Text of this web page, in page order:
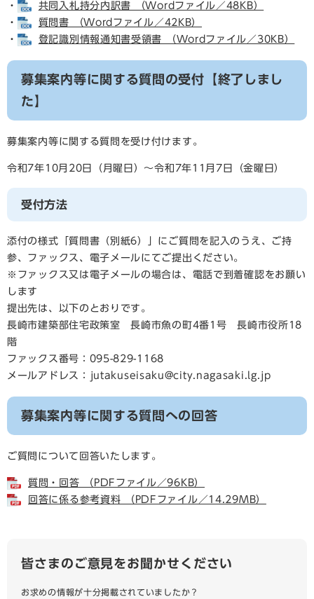
・
共同入札持分内訳書 （Wordファイル／48KB）
・
質問書 （Wordファイル／42KB）
・
登記識別情報通知書受領書 （Wordファイル／30KB）
募集案内等に関する質問の受付【終了しまし
た】
募集案内等に関する質問を受け付けます。
令和7年10月20日（月曜日）～令和7年11月7日（金曜日）
受付方法
添付の様式「質問書（別紙6）」にご質問を記入のうえ、ご持
参、ファックス、電子メールにてご提出ください。
※ファックス又は電子メールの場合は、電話で到着確認をお願い
します
提出先は、以下のとおりです。
長崎市建築部住宅政策室 長崎市魚の町4番1号 長崎市役所18
階
ファックス番号：095-829-1168
メールアドレス：
jutakuseisaku@city.nagasaki.lg.jp
募集案内等に関する質問への回答
ご質問について回答いたします。
質問・回答 （PDFファイル／96KB）
回答に係る参考資料 （PDFファイル／14.29MB）
皆さまのご意見をお聞かせください
お求めの情報が十分掲載されていましたか？